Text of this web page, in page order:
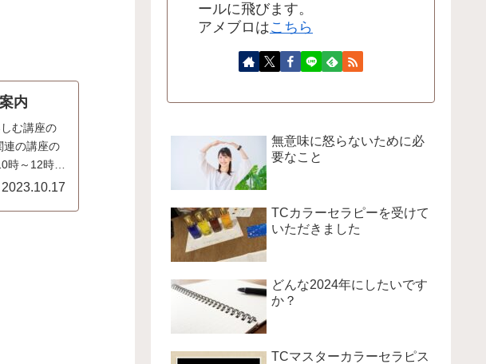
内
む講座の
連の講座の
～12時3
2023.10.17
ールに飛びます。
アメブロはこちら
無意味に怒らないために必
要なこと
TCカラーセラピーを受けて
いただきました
どんな2024年にしたいです
か？
TCマスターカラーセラピス